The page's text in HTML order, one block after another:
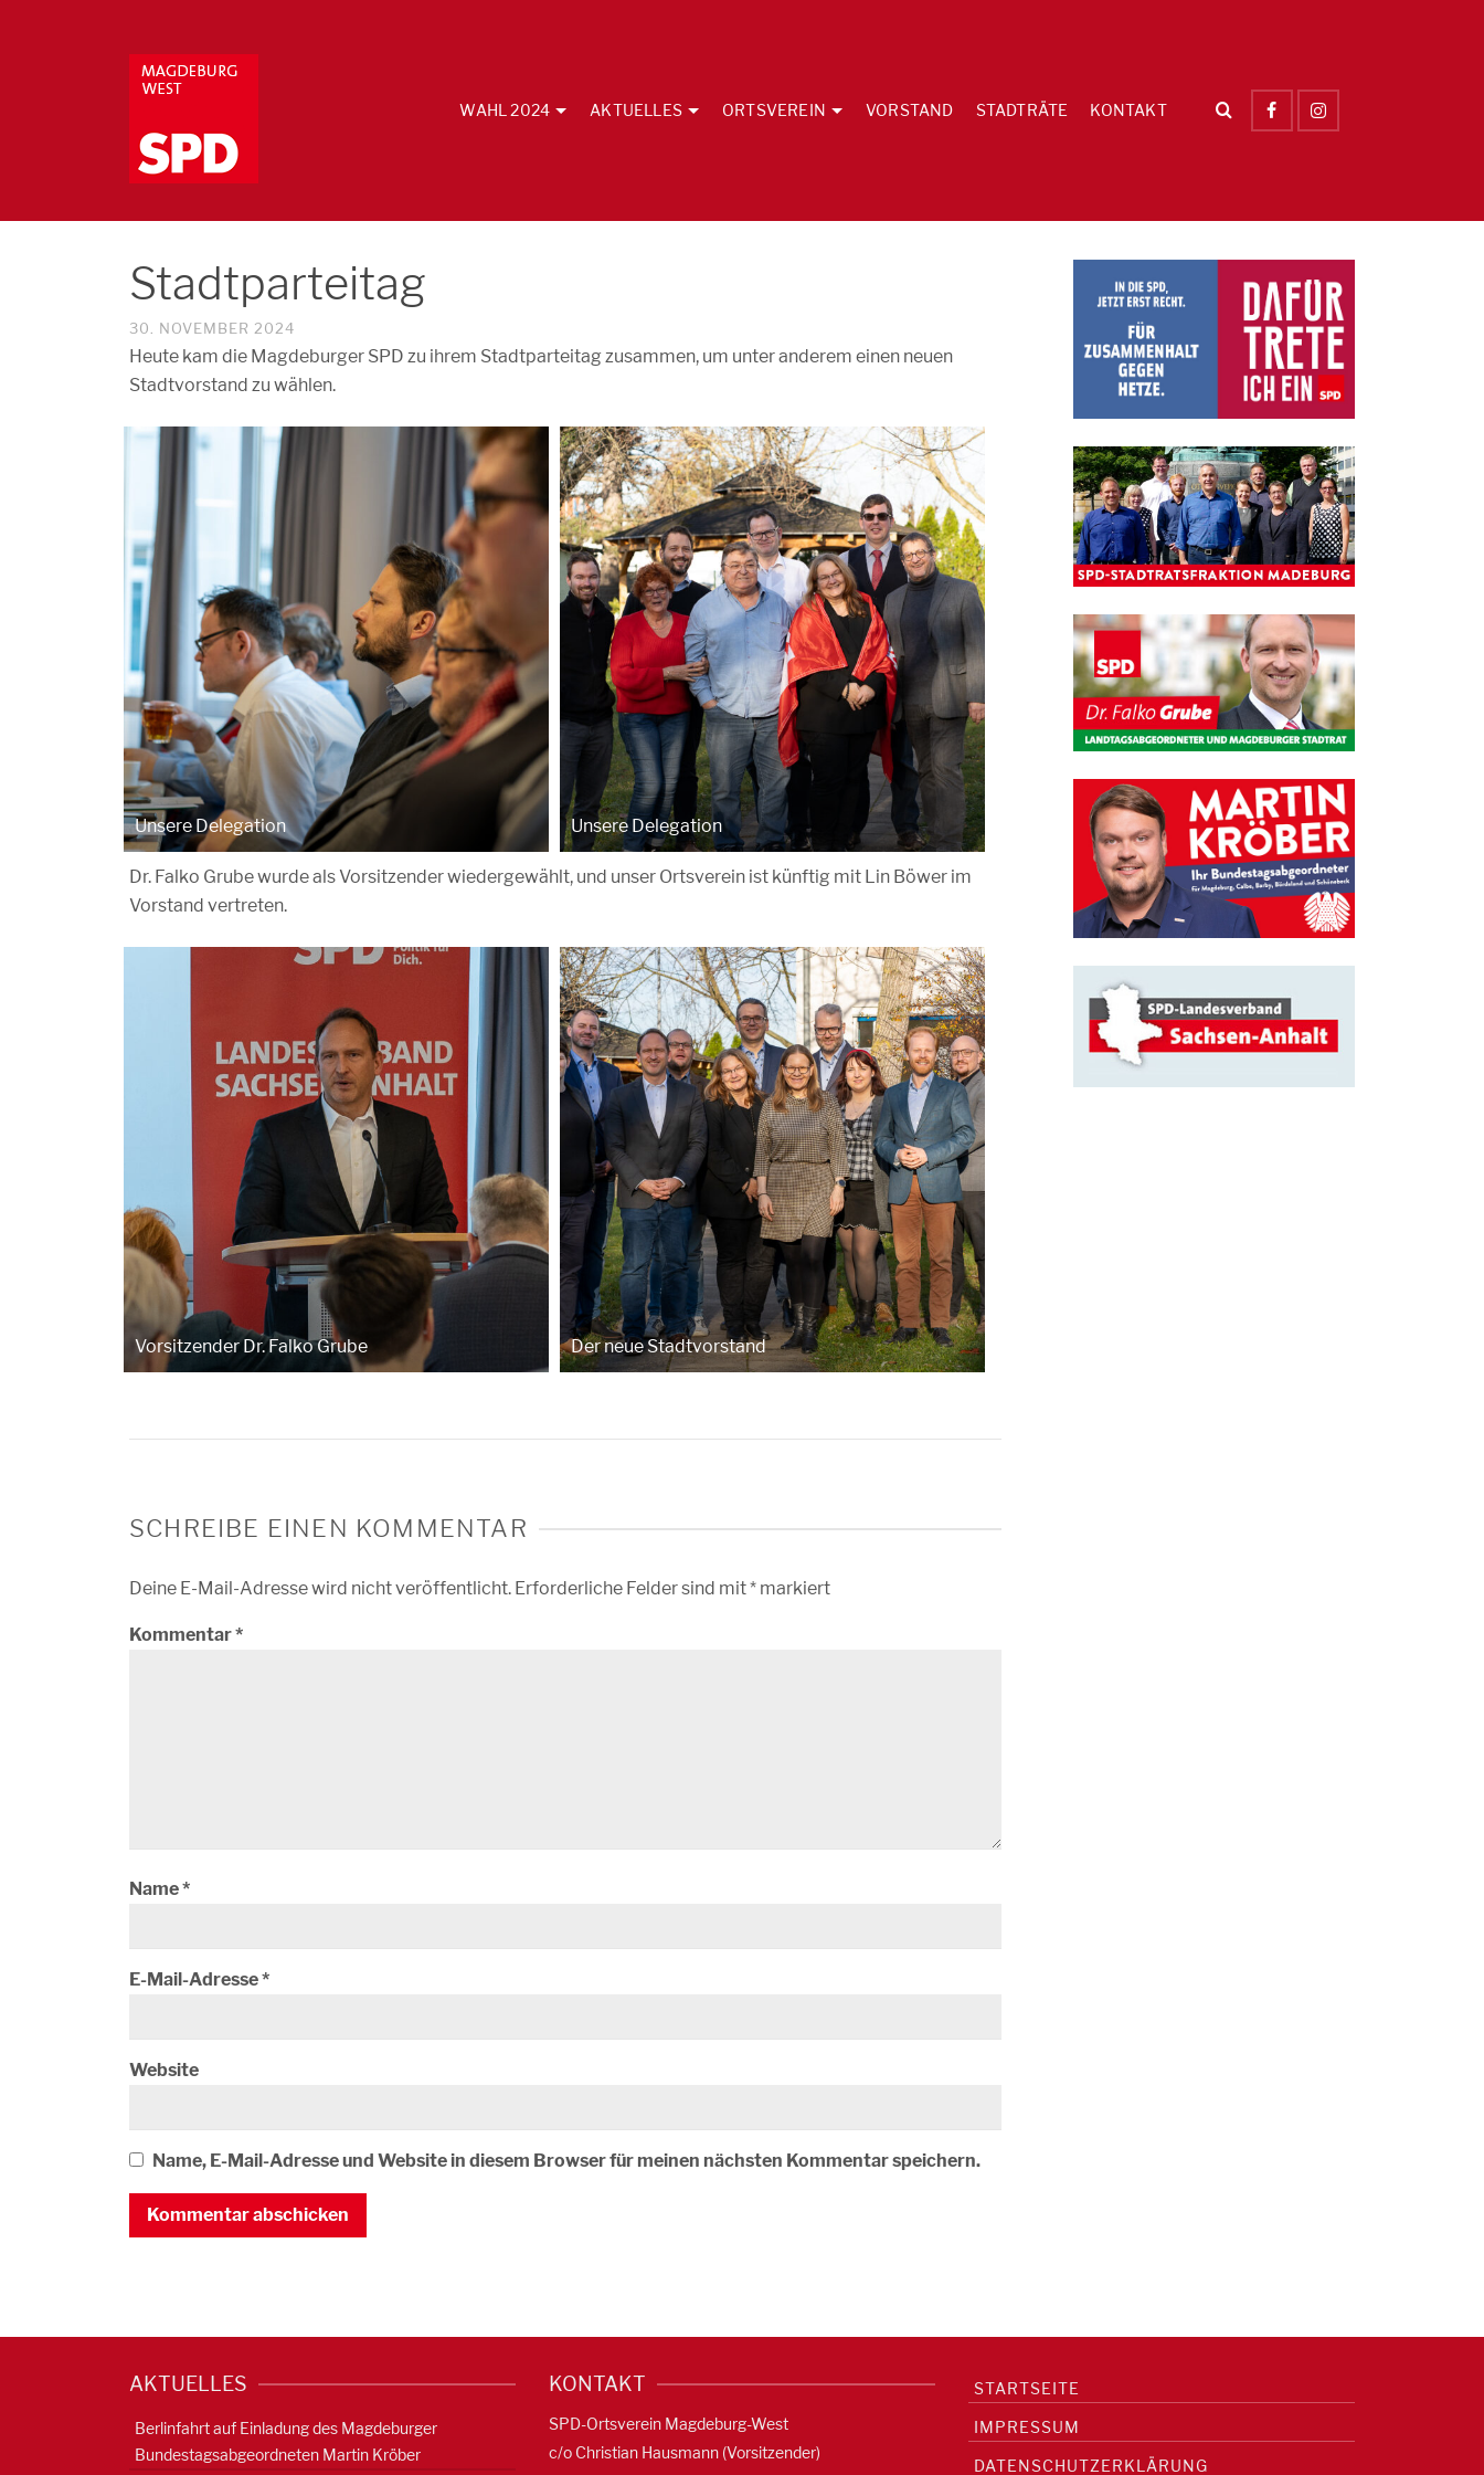
WAHL 2024 AKTUELLES ORTSVEREIN VORSTAND STADTRÄTE KONTAKT
Stadtparteitag
30. NOVEMBER 2024
Heute kam die Magdeburger SPD zu ihrem Stadtparteitag zusammen, um unter anderem einen neuen
Stadtvorstand zu wählen.
Unsere Delegation Unsere Delegation
Dr. Falko Grube wurde als Vorsitzender wiedergewählt, und unser Ortsverein ist künftig mit Lin Böwer im
Vorstand vertreten.
Vorsitzender Dr. Falko Grube Der neue Stadtvorstand
SCHREIBE EINEN KOMMENTAR
Deine E-Mail-Adresse wird nicht veröffentlicht. Erforderliche Felder sind mit* markiert
Kommentar*
Name*
E-Mail-Adresse*
Website
Name, E-Mail-Adresse und Website in diesem Browser für meinen nächsten Kommentar speichern.
AKTUELLES
Berlinfahrt auf Einladung des Magdeburger
Bundestagsabgeordneten Martin Kröber
KONTAKT
SPD-Ortsverein Magdeburg-West
c/o Christian Hausmann (Vorsitzender)
STARTSEITE
IMPRESSUM
DATENSCHUTZERKLÄRUNG